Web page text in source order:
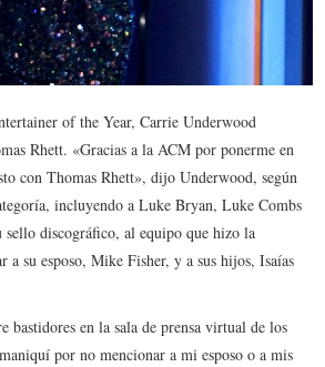
of the Year, Carrie Underwood
Rhett. «Gracias a la ACM por ponerme en
con Thomas Rhett», dijo Underwood, según
incluyendo a Luke Bryan, Luke Combs
discográfico, al equipo que hizo la
a su esposo, Mike Fisher, y a sus hijos, Isaías
bastidores en la sala de prensa virtual de los
por no mencionar a mi esposo o a mis